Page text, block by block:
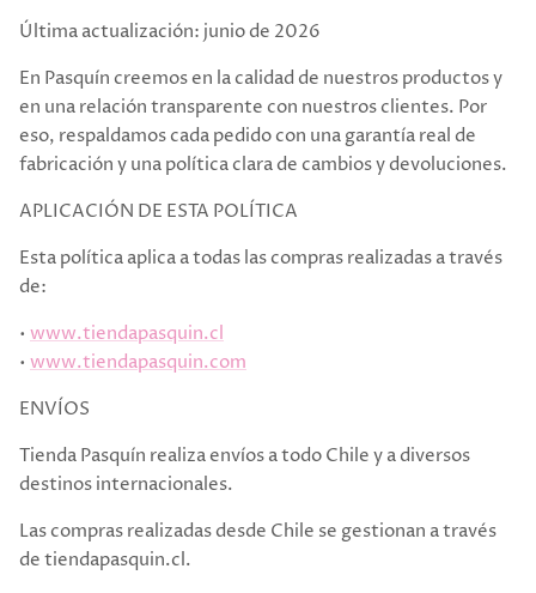
Última actualización: junio de 2026
En Pasquín creemos en la calidad de nuestros productos y
en una relación transparente con nuestros clientes. Por
eso, respaldamos cada pedido con una garantía real de
fabricación y una política clara de cambios y devoluciones.
APLICACIÓN DE ESTA POLÍTICA
Esta política aplica a todas las compras realizadas a través
de:
• www.tiendapasquin.cl
• www.tiendapasquin.com
ENVÍOS
Tienda Pasquín realiza envíos a todo Chile y a diversos
destinos internacionales.
Las compras realizadas desde Chile se gestionan a través
de tiendapasquin.cl.